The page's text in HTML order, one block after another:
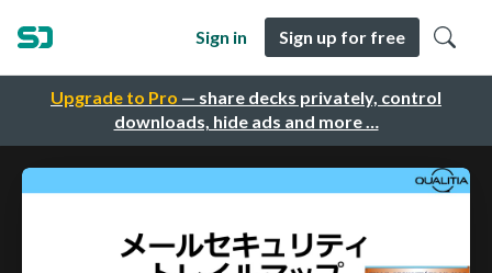
Upgrade to Pro — share decks privately, control
downloads, hide ads and more …
Sign in Sign up for free